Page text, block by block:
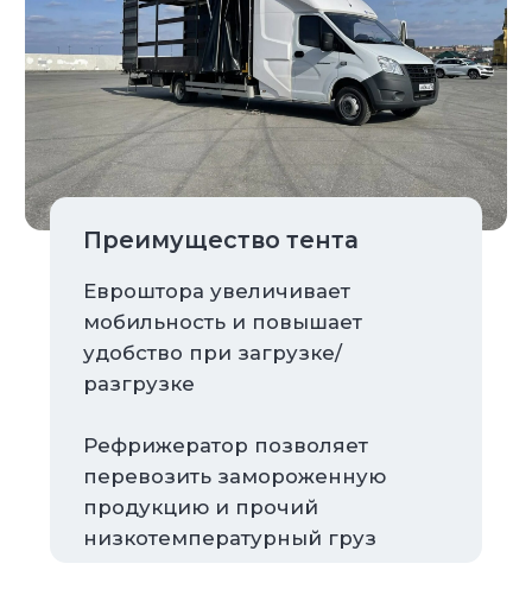
Преимущество рамы
Увеличение грузового
пространства
автомобиля